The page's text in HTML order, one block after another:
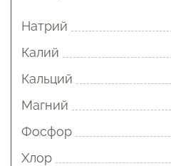
Натрий
Калий
Кальций
Магний
Фосфор
Хлор